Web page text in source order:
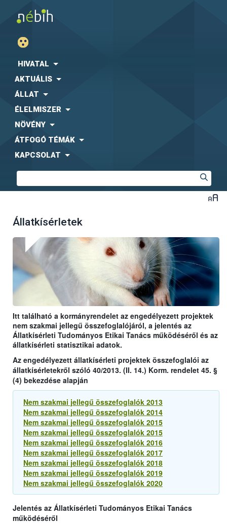
HIVATAL
AKTUÁLIS
ÁLLAT
ÉLELMISZER
NÖVÉNY
ÁTFOGÓ TÉMÁK
KAPCSOLAT
Állatkísérletek
Itt található a kormányrendelet az engedélyezett projektek
nem szakmai jellegű összefoglalójáról, a jelentés az
Állatkísérleti Tudományos Etikai Tanács működéséről és az
állatkísérleti statisztikai adatok.
Az engedélyezett állatkísérleti projektek összefoglalói az
állatkísérletekről szóló 40/2013. (II. 14.) Korm. rendelet 45. §
(4) bekezdése alapján
Nem szakmai jellegű összefoglalók 2013
Nem szakmai jellegű összefoglalók 2014
Nem szakmai jellegű összefoglalók 2015
Nem szakmai jellegű összefoglalók 2015
Nem szakmai jellegű összefoglalók 2016
Nem szakmai jellegű összefoglalók 2017
Nem szakmai jellegű összefoglalók 2018
Nem szakmai jellegű összefoglalók 2019
Nem szakmai jellegű összefoglalók 2020
Jelentés az Állatkísérleti Tudományos Etikai Tanács
működéséről